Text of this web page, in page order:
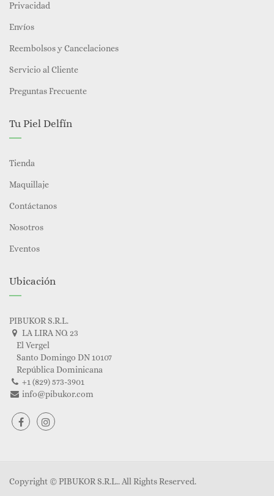
Privacidad
Envíos
Reembolsos y Cancelaciones
Servicio al Cliente
Preguntas Frecuente
Tu Piel Delfín
Tienda
Maquillaje
Contáctanos
Nosotros
Eventos
Ubicación
PIBUKOR S.R.L.
LA LIRA NO. 23
El Vergel
Santo Domingo DN 10107
República Dominicana
+1 (829) 573-3901
info@pibukor.com
Copyright ©PIBUKOR S.R.L.. All Rights Reserved.